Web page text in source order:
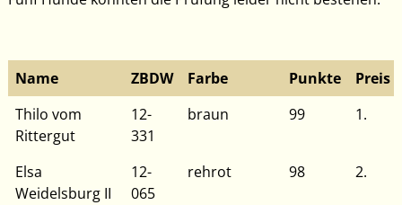
Name ZBDW Farbe Punkte
Preis
Thilo vom
Rittergut
12-
331
braun 99 1.
Elsa
Weidelsburg II
12-
065
rehrot 98 2.